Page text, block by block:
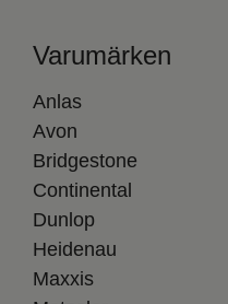
Varumärken
Anlas
Avon
Bridgestone
Continental
Dunlop
Heidenau
Maxxis